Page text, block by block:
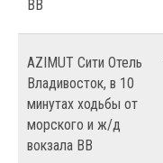
ВВ
AZIMUT Сити Отель
Владивосток, в 10
минутах ходьбы от
морского и ж/д
вокзала ВВ